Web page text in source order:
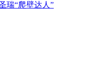
瑞“爬壁达人”